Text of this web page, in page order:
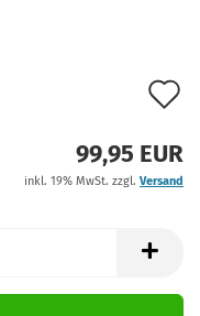
99,95 EUR
inkl. 19% MwSt. zzgl. Versand